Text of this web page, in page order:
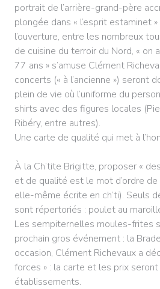
portrait de l’arrière-grand-père
plongée dans « l’esprit estaminet
l’ouverture, entre les nombreux
de cuisine du terroir du Nord, « on
77 ans » s’amuse Clément
concerts (« à l’ancienne ») seront
plein de vie où l’uniforme du
shirts avec des figures locales
Ribéry, entre autres).
Une carte de qualité qui met à
À la Ch’tite Brigitte, proposer «
et de qualité est le mot d’ordre de
elle-même écrite en ch’ti). Seuls
sont répertoriés : poulet au
Les sempiternelles moules-frites
prochain gros événement : la
occasion, Clément Richevaux a
forces » : la carte et les prix
établissements.